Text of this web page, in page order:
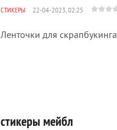
СТИКЕРЫ 22-04-2023, 02:25
Ленточки для скрапбукинга
стикеры мейбл